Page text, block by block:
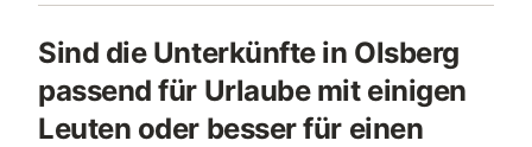
Sind die Unterkünfte in Olsberg
passend für Urlaube mit einigen
Leuten oder besser für einen